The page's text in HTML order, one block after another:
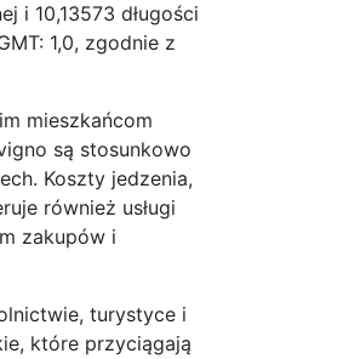
i 10,13573 długości
1,0, zgodnie z
mieszkańcom
są stosunkowo
Koszty jedzenia,
również usługi
zakupów i
turystyce i
które przyciągają